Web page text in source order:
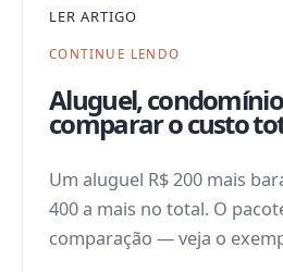
LER ARTIGO
CONTINUE LENDO
Aluguel,
comparar o custo
Um aluguel R$ 200 mais
400 a mais no total. O
comparação — veja o